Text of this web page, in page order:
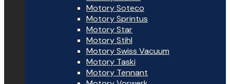
Motory Soteco
Motory Sprintus
Motory Star
Motory Stihl
Motory Swiss Vacuum
Motory Taski
Motory Tennant